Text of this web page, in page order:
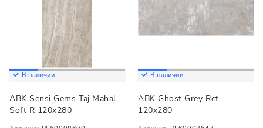
В наличии
ABK Sensi Gems Taj Mahal
Soft R 120x280
В наличии
ABK Ghost Grey Ret
120x280